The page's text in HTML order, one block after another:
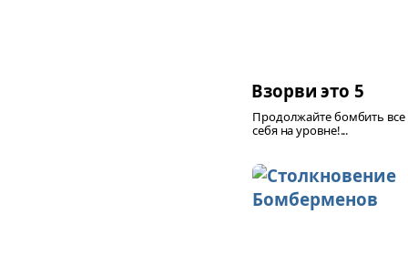
Взорви это 5
Продолжайте бомбить все
себя на уровне!...